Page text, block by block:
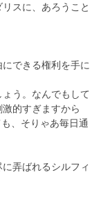
スに、あろうこと
できる権利を手に
う。なんでもして
的すぎますから
、そりゃあ毎日通
弄ばれるシルフィ